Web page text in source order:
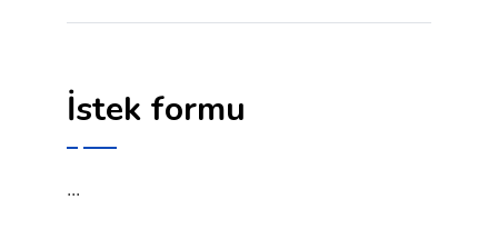
İstek formu
...